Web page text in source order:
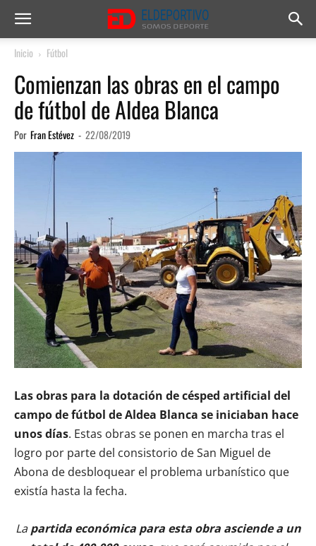
Inicio Fútbol
Comienzan las obras en el campo
de fútbol de Aldea Blanca
Por Fran Estévez - 22/08/2019
Las obras para la dotación de césped artificial del
campo de fútbol de Aldea Blanca se iniciaban hace
unos días. Estas obras se ponen en marcha tras el
logro por parte del consistorio de San Miguel de
Abona de desbloquear el problema urbanístico que
existía hasta la fecha.
Lapartida económica para esta obra asciende a un